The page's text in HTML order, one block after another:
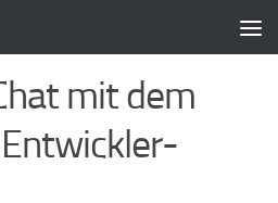
mit dem